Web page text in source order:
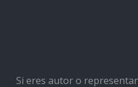
Si eres autor o